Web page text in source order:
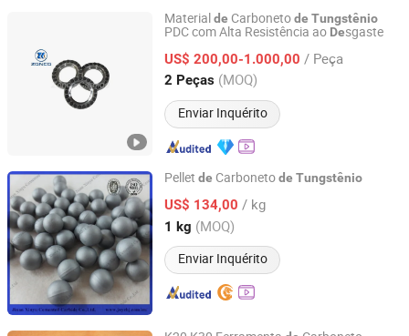
Materialde Carbonetode Tungstênio
PDC com Alta Resistência ao Desgaste
US$ 200,00-1.000,00 / Peça
2 Peças (MOQ)
Enviar Inquérito
Zhuzhou Zonco Sinotech Wear-resistant Material Co., Ltd.
Hunan, China Desde 2021
Pellet de Carbonetode Tungstênio
US$ 134,00 / kg
1 kg (MOQ)
Enviar Inquérito
Jinan Xinyu Cemented Carbide Co., Ltd.
Shandong, China Desde 2015